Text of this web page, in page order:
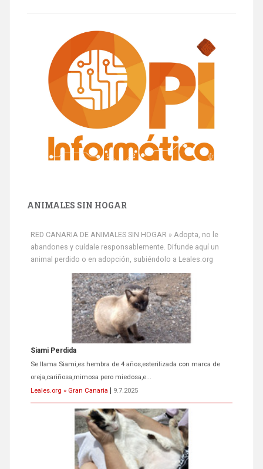
ANIMALES SIN HOGAR
RED CANARIA DE ANIMALES SIN HOGAR » Adopta, no le
abandones y cuídale responsablemente. Difunde aquí un
animal perdido o en adopción, subiéndolo a Leales.org
Siami Perdida
Se llama Siami,es hembra de 4 años,esterilizada con marca de
oreja,cariñosa,mimosa pero miedosa,e...
Leales.org » Gran Canaria
9.7.2025